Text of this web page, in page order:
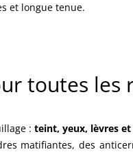
et longue tenue.
toutes les
: teint, yeux, lèvres et
matifiantes, des